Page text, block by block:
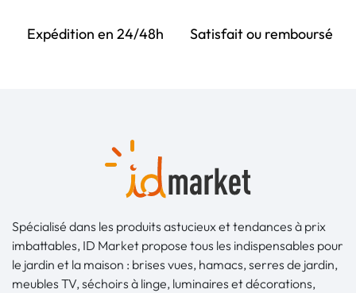
Expédition en 24/48h Satisfait ou remboursé
Spécialisé dans les produits astucieux et tendances à prix
imbattables, ID Market propose tous les indispensables pour
le jardin et la maison : brises vues, hamacs, serres de jardin,
meubles TV, séchoirs à linge, luminaires et décorations,